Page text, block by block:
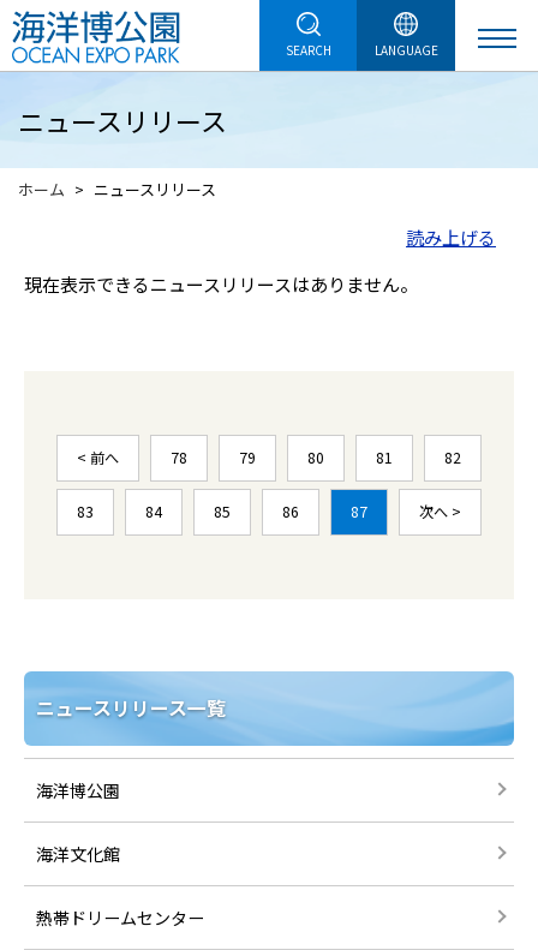
SEARCH LANGUAGE
ニュースリリース
ホーム ニュースリリース
読み上げる
現在表示できるニュースリリースはありません。
< 前へ 78 79 80 81 82
83 84 85 86 87 次へ >
ニュースリリース一覧
海洋博公園
海洋文化館
熱帯ドリームセンター